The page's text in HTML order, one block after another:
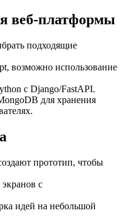
веб-платформы
подходящие
возможно использование
с Django/FastAPI.
для хранения
прототип, чтобы
с
идей на небольшой